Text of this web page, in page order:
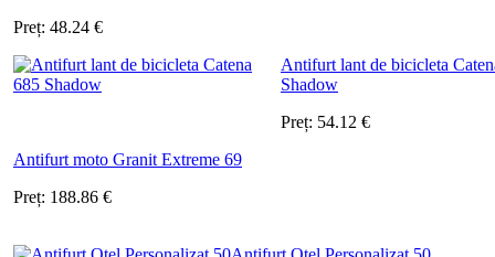
Preț: 48.24 €
Antifurt lant de bicicleta
Shadow
Preț: 54.12 €
Antifurt moto Granit Extreme 69
Preț: 188.86 €